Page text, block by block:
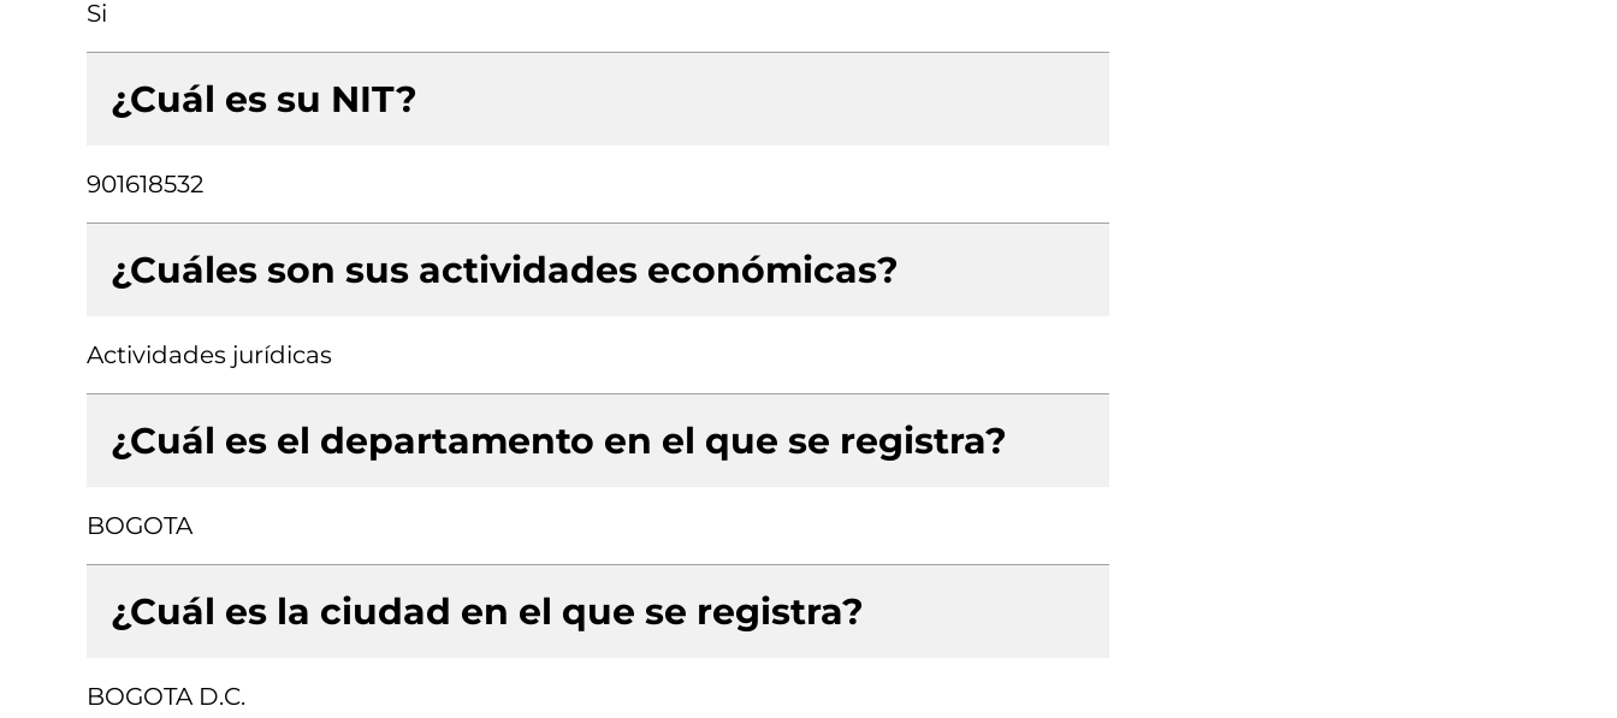
Si
¿Cuál es su NIT?
901618532
¿Cuáles son sus actividades económicas?
Actividades jurídicas
¿Cuál es el departamento en el que se registra?
BOGOTA
¿Cuál es la ciudad en el que se registra?
BOGOTA D.C.